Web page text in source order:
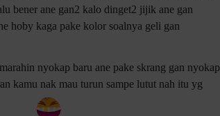
bener ane gan2 kalo dinget2 jijik ane gan
hoby kaga pake kolor soalnya geli gan
nyokap baru ane pake skrang gan nyokap
kamu nak mau turun sampe lutut nah itu yg